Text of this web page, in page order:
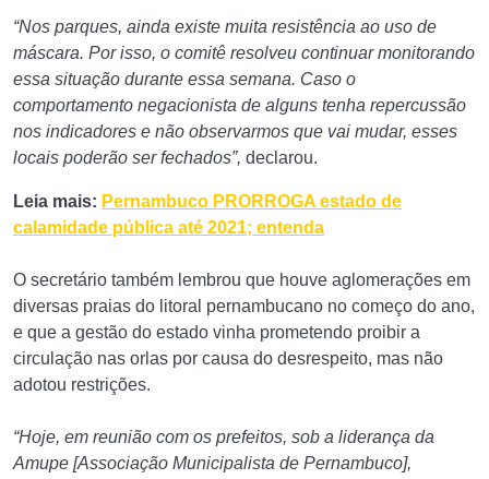
“Nos parques, ainda existe muita resistência ao uso de
máscara. Por isso, o comitê resolveu continuar monitorando
essa situação durante essa semana. Caso o
comportamento negacionista de alguns tenha repercussão
nos indicadores e não observarmos que vai mudar, esses
locais poderão ser fechados”, declarou.
Leia mais: Pernambuco PRORROGA estado de
calamidade pública até 2021; entenda
O secretário também lembrou que houve aglomerações em
diversas praias do litoral pernambucano no começo do ano,
e que a gestão do estado vinha prometendo proibir a
circulação nas orlas por causa do desrespeito, mas não
adotou restrições.
“Hoje, em reunião com os prefeitos, sob a liderança da
Amupe [Associação Municipalista de Pernambuco],